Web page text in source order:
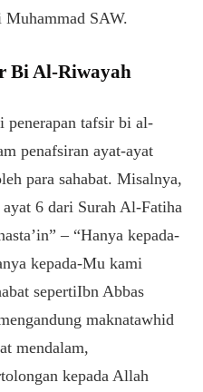
SAW.
Bi Al-Riwayah
penerapan tafsir bi al-
penafsiran ayat-ayat
para sahabat. Misalnya,
ayat 6 dari Surah Al-Fatiha
” – “Hanya kepada-
kepada-Mu kami
sepertiIbn Abbas
maknatawhid
mendalam,
kepada Allah